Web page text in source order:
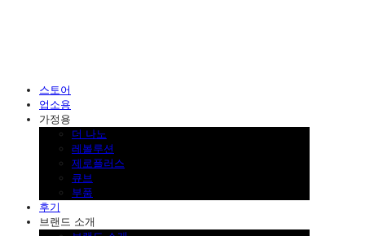
스토어
업소용
가정용
더 나노
레볼루션
제로플러스
큐브
부품
후기
브랜드 소개